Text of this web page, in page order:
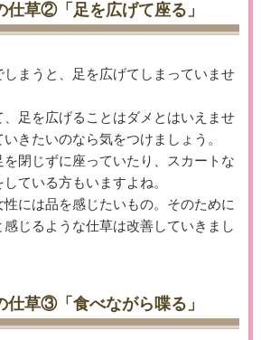
草②「足を広げて座る」
まうと、足を広げてしまっていませ
足を広げることはダメとはいえませ
きたいのなら気をつけましょう。
閉じずに座っていたり、スカートな
ている方もいますよね。
には品を感じたいもの。そのために
じるような仕草は改善していきまし
草③「食べながら喋る」